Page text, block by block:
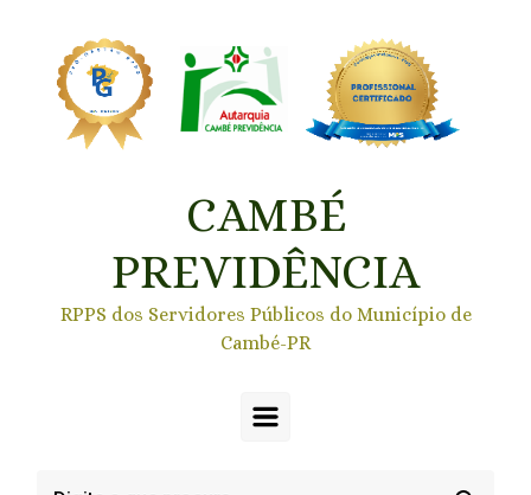
CAMBÉ
PREVIDÊNCIA
RPPS dos Servidores Públicos do Município de
Cambé-PR